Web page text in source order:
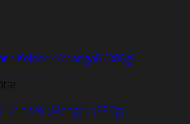
Kelebek (Mangal) (380g)